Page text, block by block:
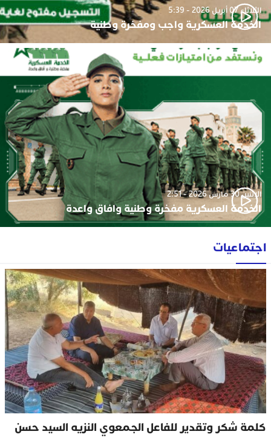
الثلاثاء 07 أبريل 2026 - 5:39
الخدمة العسكرية واجب ومفخرة وطنية
الإثنين 30 مارس 2026 - 2:51
الخدمة العسكرية مفخرة وطنية وافاق واعدة
اجتماعيات
كلمة شكر وتقدير للفاعل الجمعوي النزيه السيد حسن